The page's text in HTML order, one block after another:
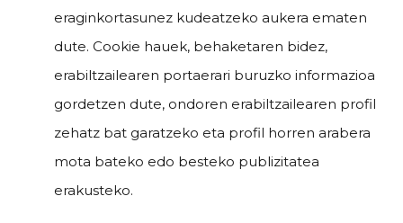
eraginkortasunez kudeatzeko aukera ematen
dute. Cookie hauek, behaketaren bidez,
erabiltzailearen portaerari buruzko informazioa
gordetzen dute, ondoren erabiltzailearen profil
zehatz bat garatzeko eta profil horren arabera
mota bateko edo besteko publizitatea
erakusteko.